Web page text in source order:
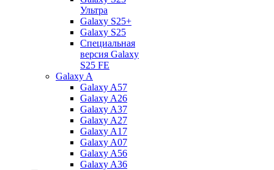
Ультра
Galaxy S25+
Galaxy S25
Специальная
версия Galaxy
S25 FE
Galaxy A
Galaxy A57
Galaxy A26
Galaxy A37
Galaxy A27
Galaxy A17
Galaxy A07
Galaxy A56
Galaxy A36